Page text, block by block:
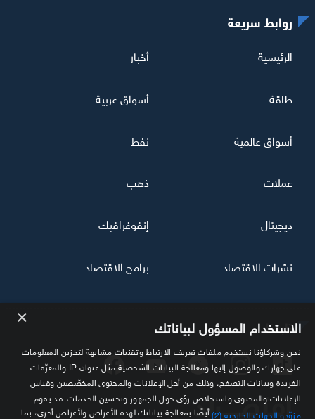
تابعنا
روابط سريعة
الرئيسية أخبار
طاقة أسواق عربية
أسواق عالمية نفط
عملات ذهب
ديجيتال إنفوغرافيك
نشرات الاقتصاد برامج الاقتصاد
× الاستخدام المسؤول لبياناتك
نحن وشركاؤنا نستخدم ملفات تعريف الارتباط وتقنيات مشابهة لتخزين المعلومات
على جهازك والوصول إليها ومعالجة البيانات الشخصية مثل عنوان IP والمعرّفات
الفريدة وبيانات التصفح، وذلك من أجل الإعلانات والمحتوى المخصّصين وقياس
الإعلانات والمحتوى واستخلاص رؤى حول الجمهور وتحسين الخدمات. قد يقوم
مزوّدو الجهات الخارجية (2)
أيضًا بمعالجة بياناتك لهذه الأغراض ولأغراض أخرى، بما